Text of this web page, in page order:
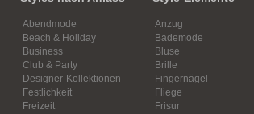
Abendmode
Beach & Holiday
Business
Club & Party
Designer-Kollektionen
Festlichkeit
Freizeit
Anzug
Bademode
Bluse
Brille
Fingernägel
Fliege
Frisur